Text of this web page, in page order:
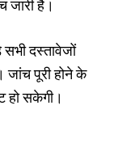
जारी है।
दस्तावेजों
जांच पूरी होने के
हो सकेगी।